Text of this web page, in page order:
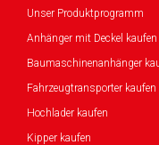
Unser Produktprogramm
Anhänger mit Deckel kaufen
Baumaschinenanhänger
Fahrzeugtransporter kaufen
Hochlader kaufen
Kipper kaufen